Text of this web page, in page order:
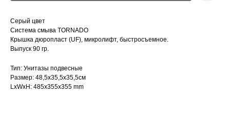
Серый цвет
Система смыва TORNADO
Крышка дюропласт (UF), микролифт, быстросъемное.
Выпуск 90 гр.
Тип: Унитазы подвесные
Размер: 48,5x35,5x35,5см
LxWxH: 485x355x355 mm